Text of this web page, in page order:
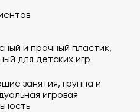
и прочный пластик,
для детских игр
занятия, группа и
игровая